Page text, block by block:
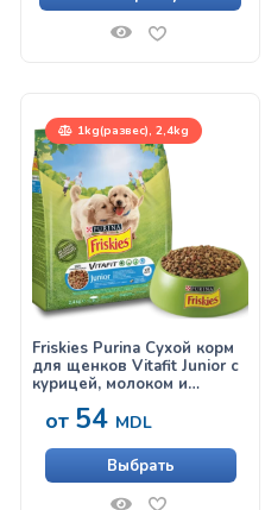
1kg(развес), 2,4kg
Friskies Purina Сухой корм
для щенков Vitafit Junior с
курицей, молоком и
от 54 MDL
Выбрать